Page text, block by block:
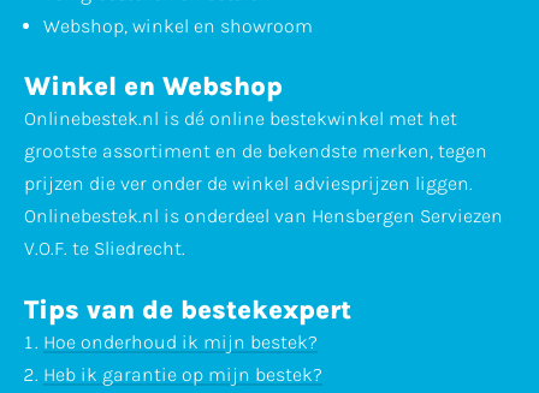
Webshop, winkel en showroom
Winkel en Webshop
Onlinebestek.nl is dé online bestekwinkel met het
grootste assortiment en de bekendste merken, tegen
prijzen die ver onder de winkel adviesprijzen liggen.
Onlinebestek.nl is onderdeel van Hensbergen Serviezen
V.O.F. te Sliedrecht.
Tips van de bestekexpert
Hoe onderhoud ik mijn bestek?
Heb ik garantie op mijn bestek?